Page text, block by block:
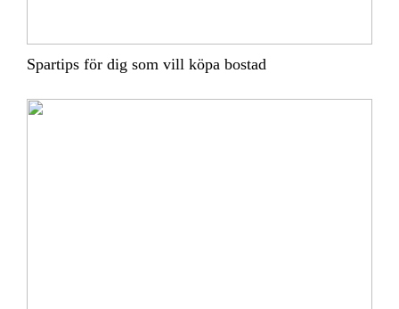
Spartips för dig som vill köpa bostad